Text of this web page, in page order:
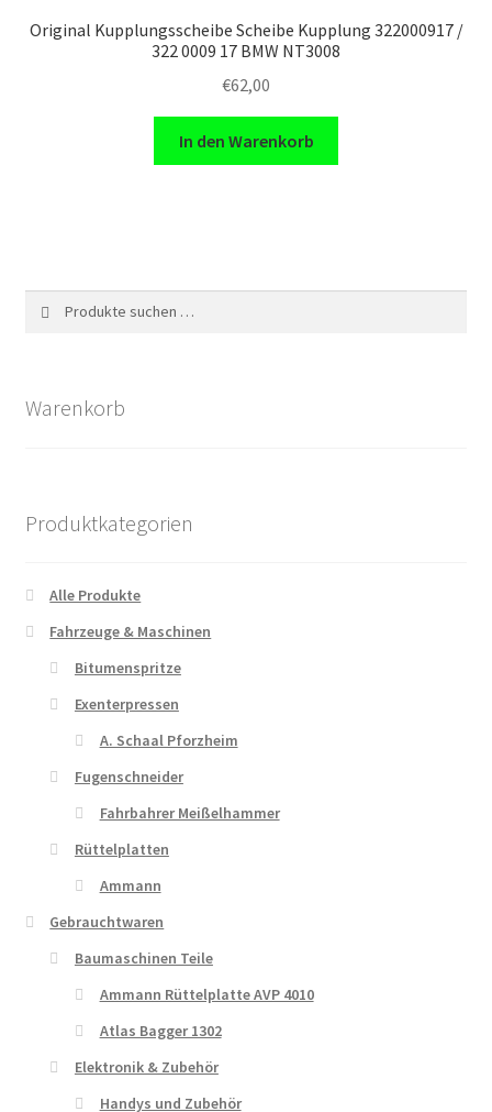
Original Kupplungsscheibe Scheibe Kupplung 322000917 /
322 0009 17 BMW NT3008
€62,00
In den Warenkorb
Warenkorb
Produktkategorien
Alle Produkte
Fahrzeuge & Maschinen
Bitumenspritze
Exenterpressen
A. Schaal Pforzheim
Fugenschneider
Fahrbahrer Meißelhammer
Rüttelplatten
Ammann
Gebrauchtwaren
Baumaschinen Teile
Ammann Rüttelplatte AVP 4010
Atlas Bagger 1302
Elektronik & Zubehör
Handys und Zubehör